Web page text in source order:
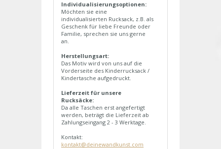
Individualisierungsoptionen:
Möchten sie eine
individualisierten Rucksack, z.B. als
Geschenk für liebe Freunde oder
Familie, sprechen sie uns gerne
an.
Herstellungsart:
Das Motiv wird von uns auf die
Vorderseite des Kinderrucksack /
Kindertasche aufgedruckt.
Lieferzeit für unsere
Rucksäcke:
Da alle Taschen erst angefertigt
werden, beträgt die Lieferzeit ab
Zahlungseingang 2 - 3 Werktage.
Kontakt:
kontakt@deinewandkunst.com